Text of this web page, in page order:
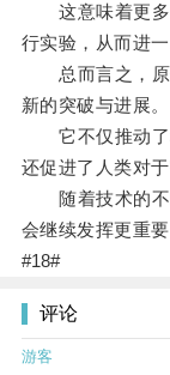
这意味着更多
行实验，从而进
总而言之，原
新的突破与进展。
它不仅推动了
还促进了人类对
随着技术的不
会继续发挥更重要
#18#
评论
游客